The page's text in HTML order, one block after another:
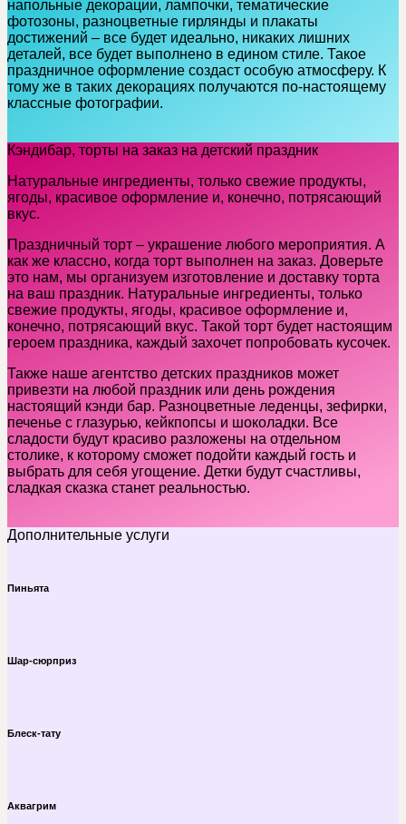
напольные декорации, лампочки, тематические
фотозоны, разноцветные гирлянды и плакаты
достижений – все будет идеально, никаких лишних
деталей, все будет выполнено в едином стиле. Такое
праздничное оформление создаст особую атмосферу. К
тому же в таких декорациях получаются по-настоящему
классные фотографии.
Кэндибар, торты на заказ на детский праздник
Натуральные ингредиенты, только свежие продукты,
ягоды, красивое оформление и, конечно, потрясающий
вкус.
Праздничный торт – украшение любого мероприятия. А
как же классно, когда торт выполнен на заказ. Доверьте
это нам, мы организуем изготовление и доставку торта
на ваш праздник. Натуральные ингредиенты, только
свежие продукты, ягоды, красивое оформление и,
конечно, потрясающий вкус. Такой торт будет настоящим
героем праздника, каждый захочет попробовать кусочек.
Также наше агентство детских праздников может
привезти на любой праздник или день рождения
настоящий кэнди бар. Разноцветные леденцы, зефирки,
печенье с глазурью, кейкпопсы и шоколадки. Все
сладости будут красиво разложены на отдельном
столике, к которому сможет подойти каждый гость и
выбрать для себя угощение. Детки будут счастливы,
сладкая сказка станет реальностью.
Дополнительные услуги
Пиньята
Шар-сюрприз
Блеск-тату
Аквагрим